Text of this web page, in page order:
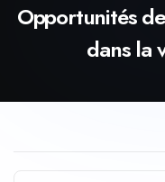
Opportunités
dans la